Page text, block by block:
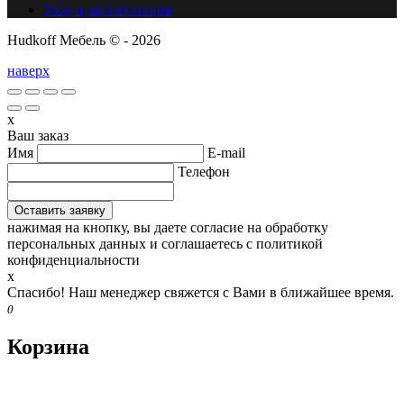
Уход и эксплуатация
Hudkoff Мебель © - 2026
наверх
x
Ваш заказ
Имя
E-mail
Телефон
нажимая на кнопку, вы даете согласие на обработку
персональных данных и соглашаетесь c политикой
конфиденциальности
x
Спасибо! Наш менеджер свяжется с Вами в ближайшее время.
0
Корзина